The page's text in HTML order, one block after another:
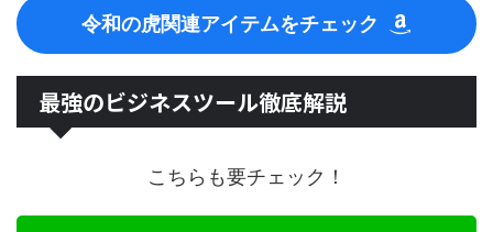
令和の虎関連アイテムをチェック
最強のビジネスツール徹底解説
こちらも要チェック！